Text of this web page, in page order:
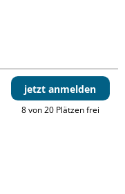
jetzt anmelden
8 von 20 Plätzen frei